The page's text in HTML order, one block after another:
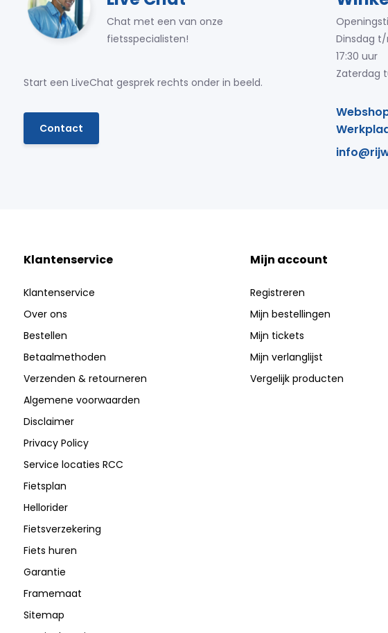
Chat met een van onze
fietsspecialisten!
Start een LiveChat gesprek rechts onder in beeld.
Contact
Dinsdag
17:30 uur
Zaterdag
Klantenservice
Klantenservice
Over ons
Bestellen
Betaalmethoden
Verzenden & retourneren
Algemene voorwaarden
Disclaimer
Privacy Policy
Service locaties RCC
Fietsplan
Hellorider
Fietsverzekering
Fiets huren
Garantie
Framemaat
Sitemap
Mijn account
Registreren
Mijn bestellingen
Mijn tickets
Mijn verlanglijst
Vergelijk producten